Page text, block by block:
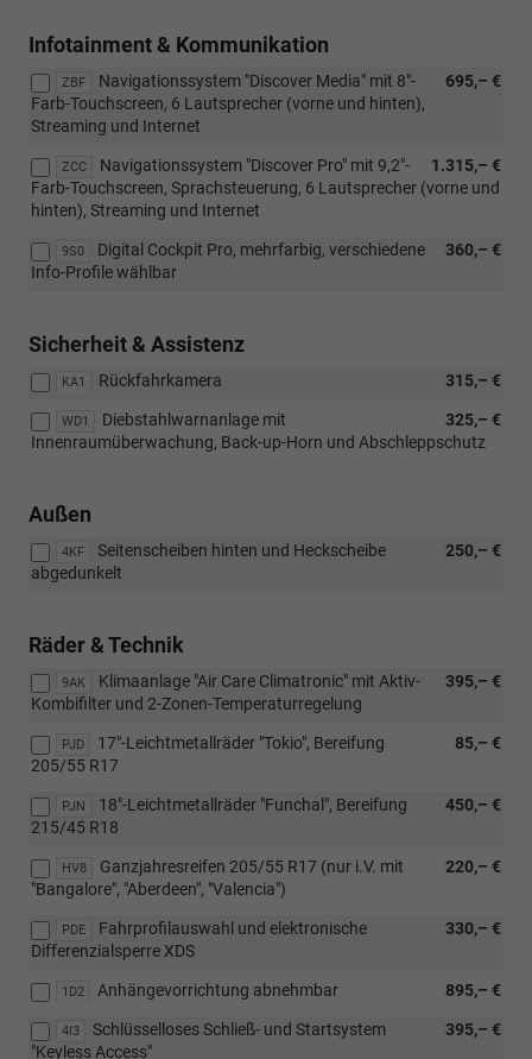
Infotainment & Kommunikation
ZBF 695,– €
Navigationssystem "Discover Media" mit 8"-
Farb-Touchscreen, 6 Lautsprecher (vorne und hinten),
Streaming und Internet
ZCC 1.315,– €
Navigationssystem "Discover Pro" mit 9,2"-
Farb-Touchscreen, Sprachsteuerung, 6 Lautsprecher (vorne und
hinten), Streaming und Internet
9S0 360,– €
Digital Cockpit Pro, mehrfarbig, verschiedene
Info-Profile wählbar
Sicherheit & Assistenz
KA1 315,– €
Rückfahrkamera
WD1 325,– €
Diebstahlwarnanlage mit
Innenraumüberwachung, Back-up-Horn und Abschleppschutz
Außen
4KF 250,– €
Seitenscheiben hinten und Heckscheibe
abgedunkelt
Räder & Technik
9AK 395,– €
Klimaanlage "Air Care Climatronic" mit Aktiv-
Kombifilter und 2-Zonen-Temperaturregelung
PJD 85,– €
17"-Leichtmetallräder "Tokio", Bereifung
205/55 R17
PJN 450,– €
18"-Leichtmetallräder "Funchal", Bereifung
215/45 R18
HV8 220,– €
Ganzjahresreifen 205/55 R17 (nur i.V. mit
"Bangalore", "Aberdeen", "Valencia")
PDE 330,– €
Fahrprofilauswahl und elektronische
Differenzialsperre XDS
1D2 895,– €
Anhängevorrichtung abnehmbar
4I3 395,– €
Schlüsselloses Schließ- und Startsystem
"Keyless Access"